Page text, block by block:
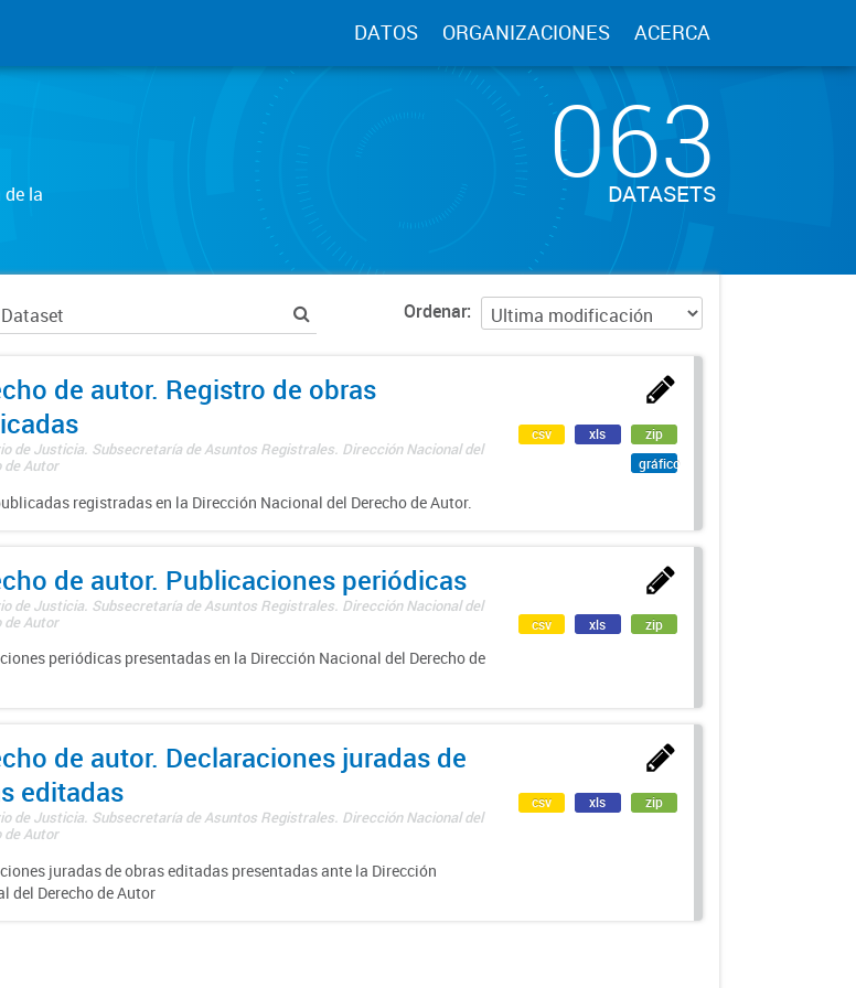
DATOS ORGANIZACIONES ACERCA
la
063
DATASETS
Ordenar
de autor. Registro de obras
de Justicia. Subsecretaría de Asuntos Registrales. Dirección Nacional del
de Autor
registradas en la Dirección Nacional del Derecho de Autor.
csv xls
zip
gráfico
de autor. Publicaciones periódicas
de Justicia. Subsecretaría de Asuntos Registrales. Dirección Nacional del
de Autor
periódicas presentadas en la Dirección Nacional del Derecho de
csv xls zip
de autor. Declaraciones juradas de
editadas
de Justicia. Subsecretaría de Asuntos Registrales. Dirección Nacional del
de Autor
juradas de obras editadas presentadas ante la Dirección
del Derecho de Autor
csv xls zip